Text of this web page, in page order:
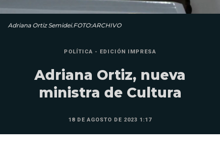
Adriana Ortiz Semidei.FOTO:ARCHIVO
POLÍTICA - EDICIÓN IMPRESA
Adriana Ortiz, nueva
ministra de Cultura
18 DE AGOSTO DE 2023 1:17